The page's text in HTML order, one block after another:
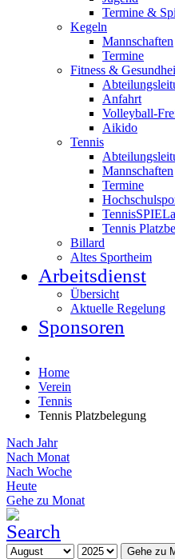
Termine &
Kegeln
Mannschaften
Termine
Fitness &
Anfahrt
Volleyball-
Aikido
Tennis
Mannschaften
Termine
Tennis
Billard
Altes Sportheim
Arbeitsdienst
Übersicht
Aktuelle Regelung
Sponsoren
Home
Verein
Tennis
Tennis Platzbelegung
Nach Jahr
Nach Monat
Nach Woche
Heute
Gehe zu Monat
Gehe zu